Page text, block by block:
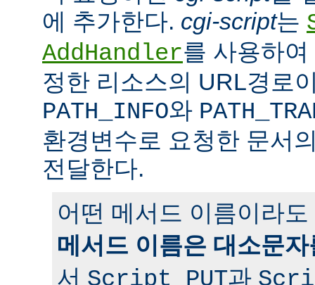
에 추가한다. cgi-script는
AddHandler를 사용하
정한 리소스의 URL경로
PATH_INFO와
환경변수로 요청한 문서
전달한다.
어떤 메서드 이름이라
메서드 이름은 대소문
서
과